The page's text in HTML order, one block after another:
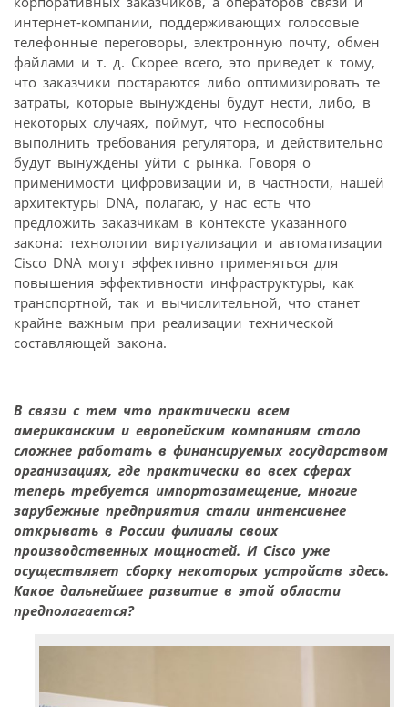
интернет-компании, поддерживающих голосовые
телефонные переговоры, электронную почту, обмен
файлами и т. д. Скорее всего, это приведет к тому,
что заказчики постараются либо оптимизировать те
затраты, которые вынуждены будут нести, либо, в
некоторых случаях, поймут, что неспособны
выполнить требования регулятора, и действительно
будут вынуждены уйти с рынка. Говоря о
применимости цифровизации и, в частности, нашей
архитектуры DNA, полагаю, у нас есть что
предложить заказчикам в контексте указанного
закона: технологии виртуализации и автоматизации
Cisco DNA могут эффективно применяться для
повышения эффективности инфраструктуры, как
транспортной, так и вычислительной, что станет
крайне важным при реализации технической
составляющей закона.
В связи с тем что практически всем
американским и европейским компаниям стало
сложнее работать в финансируемых государством
организациях, где практически во всех сферах
теперь требуется импортозамещение, многие
зарубежные предприятия стали интенсивнее
открывать в России филиалы своих
производственных мощностей. И Cisco уже
осуществляет сборку некоторых устройств здесь.
Какое дальнейшее развитие в этой области
предполагается?